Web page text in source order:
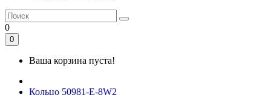
0
0
Ваша корзина пуста!
Кольцо 50981-E-8W2